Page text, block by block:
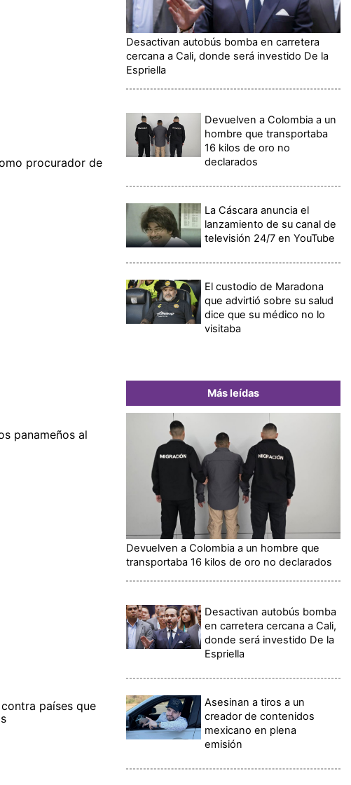
procurador de
panameños al
países que
Desactivan autobús bomba en carretera
cercana a Cali, donde será investido De la
Espriella
Devuelven a Colombia a un
hombre que transportaba
16 kilos de oro no
declarados
La Cáscara anuncia el
lanzamiento de su canal de
televisión 24/7 en YouTube
El custodio de Maradona
que advirtió sobre su salud
dice que su médico no lo
visitaba
Más leídas
Devuelven a Colombia a un hombre que
transportaba 16 kilos de oro no declarados
Desactivan autobús bomba
en carretera cercana a Cali,
donde será investido De la
Espriella
Asesinan a tiros a un
creador de contenidos
mexicano en plena
emisión